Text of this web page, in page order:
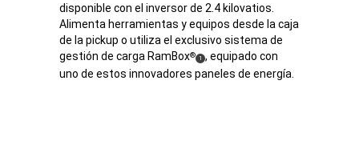
Disclosure
disponible con el inversor de 2.4 kilovatios.
Alimenta herramientas y equipos desde la caja
de la pickup o utiliza el exclusivo sistema de
gestión de carga RamBox® (
Disclosure
1 ) , equipado con
uno de estos innovadores paneles de energía.